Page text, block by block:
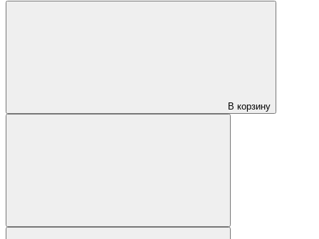
В корзину